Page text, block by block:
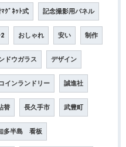
ﾏｸﾞﾈｯﾄ式 記念撮影用パネル
おしゃれ 安い 制作
ドウガラス デザイン
インランドリー 誠進社
替 長久手市 武豊町
多半島 看板